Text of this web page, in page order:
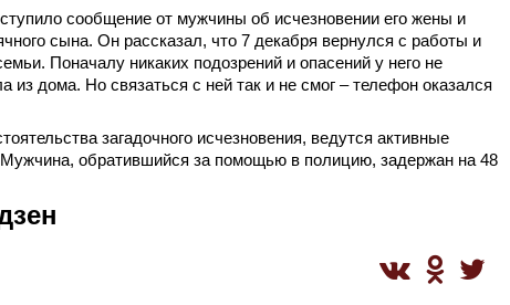
сообщение от мужчины об исчезновении его жены и
сына. Он рассказал, что 7 декабря вернулся с работы и
Поначалу никаких подозрений и опасений у него не
из дома. Но связаться с ней так и не смог – телефон оказался
загадочного исчезновения, ведутся активные
обратившийся за помощью в полицию, задержан на 48